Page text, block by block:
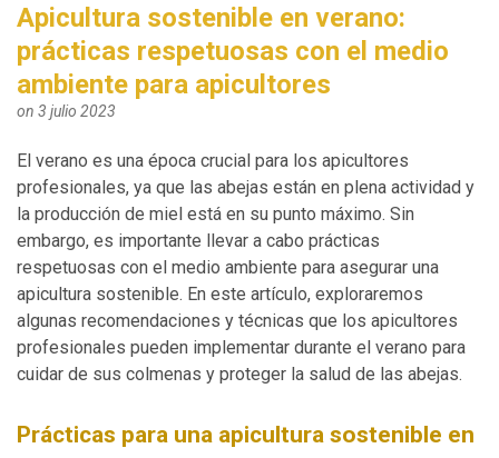
Apicultura sostenible en verano:
prácticas respetuosas con el medio
ambiente para apicultores
on 3 julio 2023
El verano es una época crucial para los apicultores
profesionales, ya que las abejas están en plena actividad y
la producción de miel está en su punto máximo. Sin
embargo, es importante llevar a cabo prácticas
respetuosas con el medio ambiente para asegurar una
apicultura sostenible. En este artículo, exploraremos
algunas recomendaciones y técnicas que los apicultores
profesionales pueden implementar durante el verano para
cuidar de sus colmenas y proteger la salud de las abejas.
Prácticas para una apicultura sostenible en